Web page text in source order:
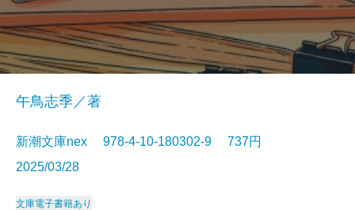
午鳥志季／著
新潮文庫nex 978-4-10-180302-9 737円
2025/03/28
文庫電子書籍あり